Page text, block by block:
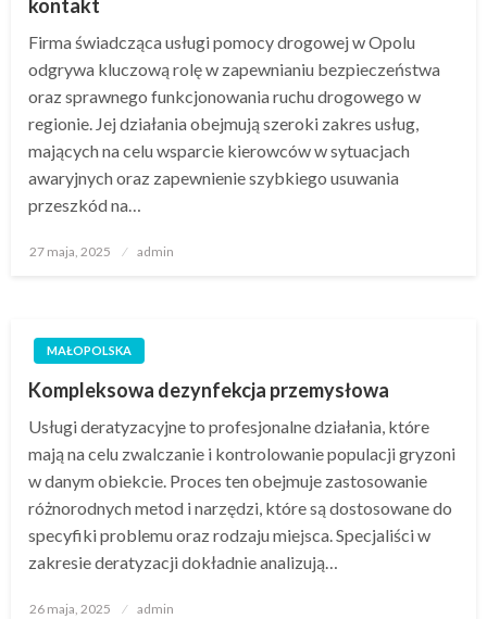
kontakt
Firma świadcząca usługi pomocy drogowej w Opolu
odgrywa kluczową rolę w zapewnianiu bezpieczeństwa
oraz sprawnego funkcjonowania ruchu drogowego w
regionie. Jej działania obejmują szeroki zakres usług,
mających na celu wsparcie kierowców w sytuacjach
awaryjnych oraz zapewnienie szybkiego usuwania
przeszkód na…
Opublikowane
27 maja, 2025 admin
MAŁOPOLSKA
Kompleksowa dezynfekcja przemysłowa
Usługi deratyzacyjne to profesjonalne działania, które
mają na celu zwalczanie i kontrolowanie populacji gryzoni
w danym obiekcie. Proces ten obejmuje zastosowanie
różnorodnych metod i narzędzi, które są dostosowane do
specyfiki problemu oraz rodzaju miejsca. Specjaliści w
zakresie deratyzacji dokładnie analizują…
Opublikowane
26 maja, 2025 admin